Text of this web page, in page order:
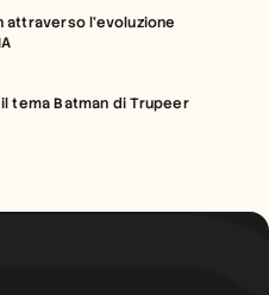
attraverso l’evoluzione
tema Batman di Trupeer